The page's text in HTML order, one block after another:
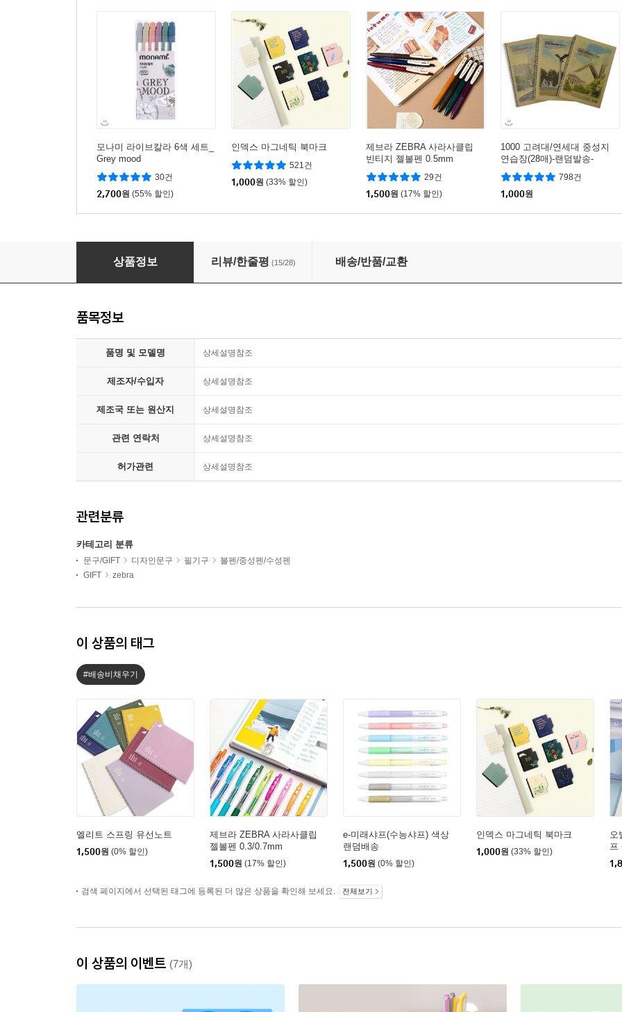
모나미 라이브칼라 6색 세트_
Grey mood
30건
2,700원 (55% 할인)
인덱스 마그네틱 북마크
521건
1,000원 (33% 할인)
제브라 ZEBRA 사라사클립
빈티지 젤볼펜 0.5mm
29건
1,500원 (17% 할인)
1000 고려대/연세대 중성지
연습장(28매)-랜덤발송-
798건
1,000원
제브라 ZEBRA 사라사클립 젤볼펜 0.3/0.7mm
상품정보 리뷰/한줄평 (15/28) 배송/반품/교환
품목정보
품명 및 모델명 상세설명참조
제조자/수입자 상세설명참조
제조국 또는 원산지 상세설명참조
관련 연락처 상세설명참조
허가관련 상세설명참조
관련분류
카테고리 분류
문구/GIFT 디자인문구 필기구
볼펜/중성펜/수성펜
GIFT
zebra
이 상품의 태그
#배송비채우기
엘리트 스프링 유선노트
1,500원 (0% 할인)
제브라 ZEBRA 사라사클립
젤볼펜 0.3/0.7mm
1,500원 (17% 할인)
e-미래샤프(수능샤프) 색상
랜덤배송
1,500원 (0% 할인)
인덱스 마그네틱 북마크
1,000원 (33% 할인)
오
프
검색 페이지에서 선택된 태그에 등록된 더 많은 상품을 확인해 보세요. 전체보기
이 상품의 이벤트 (7개)